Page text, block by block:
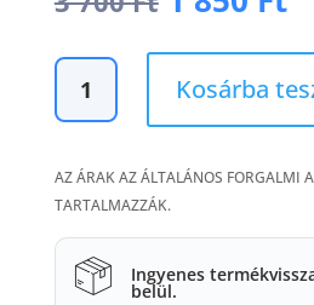
price
was:
3
700 Ft.
1
Deck
fény,
fekete
7
mennyiség
Kosárba
AZ ÁRAK AZ ÁLTALÁNOS FORGALMI
TARTALMAZZÁK.
Ingyenes
belül.